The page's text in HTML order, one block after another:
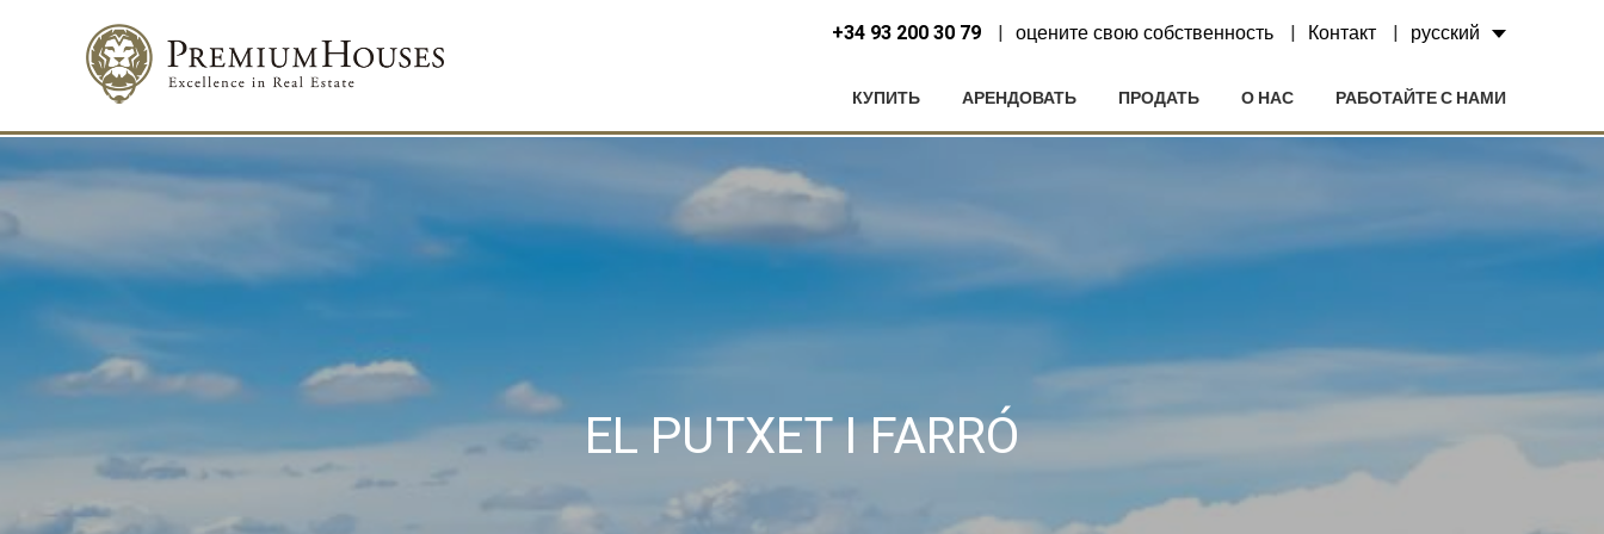
+34 93 200 30 79 оцените свою собственность Контакт русский
КУПИТЬ АРЕНДОВАТЬ ПРОДАТЬ О НАС РАБОТАЙТЕ С НАМИ
EL PUTXET I FARRÓ
Изменить куки
Этот веб-сайт использует собственные файлы cookie для сбора информации с
целью улучшения наших услуг. Если вы продолжите просмотр, вы соглашаетесь с